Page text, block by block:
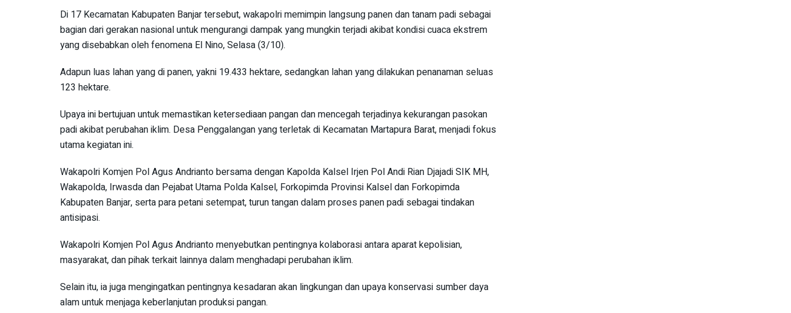
Di 17 Kecamatan Kabupaten Banjar tersebut, wakapolri memimpin langsung panen dan tanam padi sebagai
bagian dari gerakan nasional untuk mengurangi dampak yang mungkin terjadi akibat kondisi cuaca ekstrem
yang disebabkan oleh fenomena El Nino, Selasa (3/10).
Adapun luas lahan yang di panen, yakni 19.433 hektare, sedangkan lahan yang dilakukan penanaman seluas
123 hektare.
Upaya ini bertujuan untuk memastikan ketersediaan pangan dan mencegah terjadinya kekurangan pasokan
padi akibat perubahan iklim. Desa Penggalangan yang terletak di Kecamatan Martapura Barat, menjadi fokus
utama kegiatan ini.
Wakapolri Komjen Pol Agus Andrianto bersama dengan Kapolda Kalsel Irjen Pol Andi Rian Djajadi SIK MH,
Wakapolda, Irwasda dan Pejabat Utama Polda Kalsel, Forkopimda Provinsi Kalsel dan Forkopimda
Kabupaten Banjar, serta para petani setempat, turun tangan dalam proses panen padi sebagai tindakan
antisipasi.
Wakapolri Komjen Pol Agus Andrianto menyebutkan pentingnya kolaborasi antara aparat kepolisian,
masyarakat, dan pihak terkait lainnya dalam menghadapi perubahan iklim.
Selain itu, ia juga mengingatkan pentingnya kesadaran akan lingkungan dan upaya konservasi sumber daya
alam untuk menjaga keberlanjutan produksi pangan.